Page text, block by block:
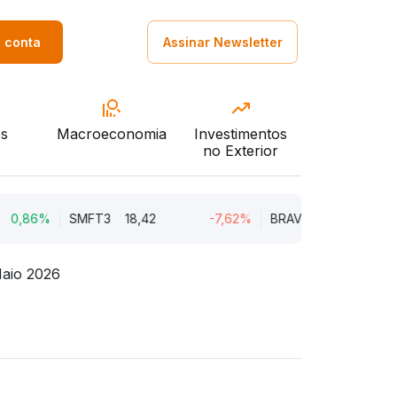
conta Assinar Newsletter
Macroeconomia
Investimentos
no Exterior
SMFT3 18,42 -7,62% BRAV3 18,45
2026